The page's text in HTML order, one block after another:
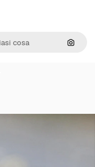
Cerca